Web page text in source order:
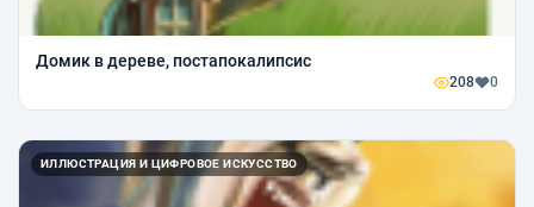
Домик в дереве, постапокалипсис
208 0
ИЛЛЮСТРАЦИЯ И ЦИФРОВОЕ ИСКУССТВО